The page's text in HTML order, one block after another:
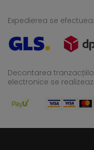
Expedierea se
Decontarea
electronice se